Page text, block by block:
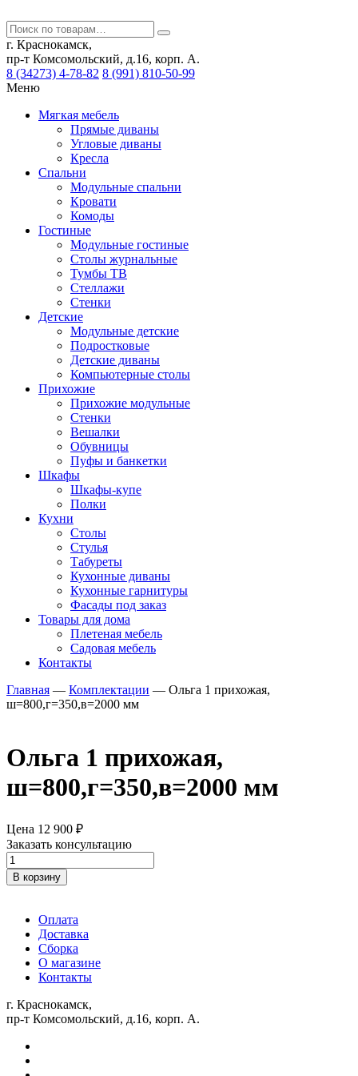
г. Краснокамск,
пр-т Комсомольский, д.16, корп. А.
8 (34273) 4-78-82 8 (991) 810-50-99
Меню
Мягкая мебель
Прямые диваны
Угловые диваны
Кресла
Спальни
Модульные спальни
Кровати
Комоды
Гостиные
Модульные гостиные
Столы журнальные
Тумбы ТВ
Стеллажи
Стенки
Детские
Модульные детские
Подростковые
Детские диваны
Компьютерные столы
Прихожие
Прихожие модульные
Стенки
Вешалки
Обувницы
Пуфы и банкетки
Шкафы
Шкафы-купе
Полки
Кухни
Столы
Стулья
Табуреты
Кухонные диваны
Кухонные гарнитуры
Фасады под заказ
Товары для дома
Плетеная мебель
Садовая мебель
Контакты
Главная — Комплектации — Ольга 1 прихожая,
ш=800,г=350,в=2000 мм
Ольга 1 прихожая,
ш=800,г=350,в=2000 мм
Цена 12 900 ₽
Заказать консультацию
Количество
товара
Ольга
прихожая,
ш=800,г=350,в=2000
В корзину
Оплата
Доставка
Сборка
О магазине
Контакты
г. Краснокамск,
пр-т Комсомольский, д.16, корп. А.